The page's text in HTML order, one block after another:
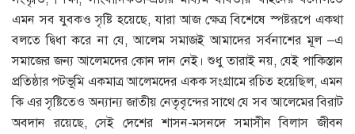
এমন সব যুবকও সৃষ্টি হয়েছে, যারা আজ ক্ষেত্র বিশেষে স্পষ্টরূপে একথা
বলতে দ্বিধা করে না যে, আলেম সমাজই আমাদের সর্বনাশের মূল –এ
সমাজের জন্য আলেমদের কোন দান নেই। শুধু তারাই নয়, যেই পাকিস্তান
প্রতিষ্ঠার পটভূমি একমাত্র আলেমদের একক সংগ্রামে রচিত হয়েছিল, এমন
কি এর সৃষ্টিতেও অন্যান্য জাতীয় নেতৃবৃন্দের সাথে যে সব আলেমের বিরাট
অবদান রয়েছে, সেই দেশের শাসন-মসনদে সমাসীন বিলাস জীবন